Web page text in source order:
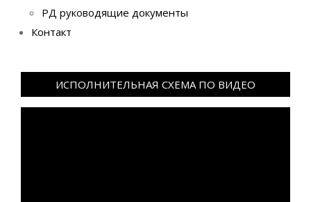
РД руководящие документы
Контакт
ИСПОЛНИТЕЛЬНАЯ СХЕМА ПО ВИДЕО